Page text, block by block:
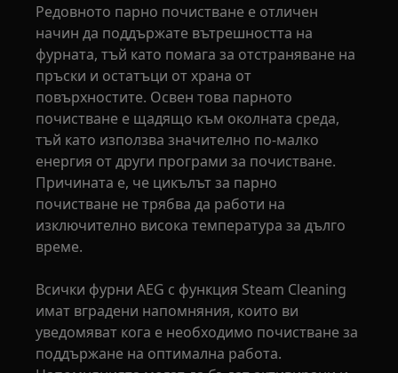
Редовното парно почистване е отличен
начин да поддържате вътрешността на
фурната, тъй като помага за отстраняване на
пръски и остатъци от храна от
повърхностите. Освен това парното
почистване е щадящо към околната среда,
тъй като използва значително по-малко
енергия от други програми за почистване.
Причината е, че цикълът за парно
почистване не трябва да работи на
изключително висока температура за дълго
време.
Всички фурни AEG с функция Steam Cleaning
имат вградени напомняния, които ви
уведомяват кога е необходимо почистване за
поддържане на оптимална работа.